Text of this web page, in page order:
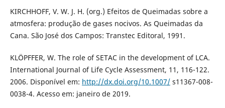
KIRCHHOFF, V. W. J. H. (org.) Efeitos de Queimadas sobre a
atmosfera: produção de gases nocivos. As Queimadas da
Cana. São José dos Campos: Transtec Editoral, 1991.
KLÖPFFER, W. The role of SETAC in the development of LCA.
International Journal of Life Cycle Assessment, 11, 116-122.
2006. Disponível em: http://dx.doi.org/10.1007/s11367-008-
0038-4. Acesso em: janeiro de 2019.